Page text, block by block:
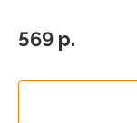
569 p.